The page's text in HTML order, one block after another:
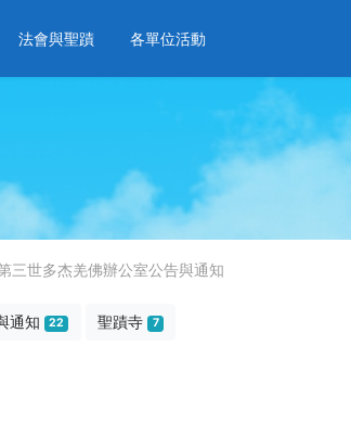
法會與聖蹟 各單位活動
三世多杰羌佛辦公室公告與通知
通知 22 聖蹟寺 7